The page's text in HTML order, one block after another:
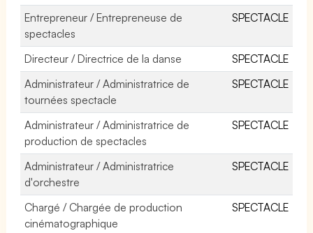
Entrepreneur / Entrepreneuse de
spectacles
SPECTACLE
Directeur / Directrice de la danse
SPECTACLE
Administrateur / Administratrice de
tournées spectacle
SPECTACLE
Administrateur / Administratrice de
production de spectacles
SPECTACLE
Administrateur / Administratrice
d'orchestre
SPECTACLE
Chargé / Chargée de production
cinématographique
SPECTACLE